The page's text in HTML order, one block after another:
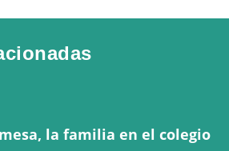
la familia en el colegio